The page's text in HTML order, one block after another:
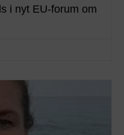
i nyt EU-forum om